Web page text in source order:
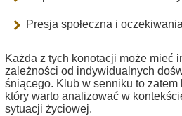
Presja społeczna i oczekiwania
Każda z tych konotacji może mieć
zależności od indywidualnych
śniącego. Klub w senniku to zatem
który warto analizować w
sytuacji życiowej.